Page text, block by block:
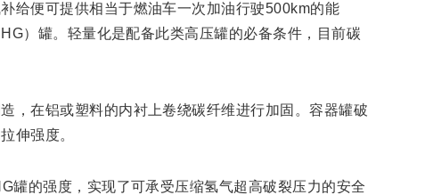
给便可提供相当于燃油车一次加油行驶500km的能
）罐。轻量化是配备此类高压罐的必备条件，目前碳
，在铝或塑料的内衬上卷绕碳纤维进行加固。容器罐破
伸强度。
罐的强度，实现了可承受压缩氢气超高破裂压力的安全